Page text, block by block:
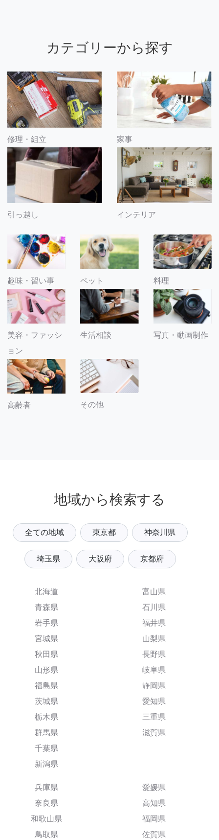
カテゴリーから探す
修理・組立 家事
引っ越し インテリア
趣味・習い事 ペット 料理
美容・ファッシ
ョン
生活相談 写真・動画制作
高齢者 その他
地域から検索する
全ての地域 東京都 神奈川県
埼玉県 大阪府 京都府
北海道
青森県
岩手県
宮城県
秋田県
山形県
福島県
茨城県
栃木県
群馬県
千葉県
新潟県
富山県
石川県
福井県
山梨県
長野県
岐阜県
静岡県
愛知県
三重県
滋賀県
兵庫県
奈良県
和歌山県
鳥取県
愛媛県
高知県
福岡県
佐賀県